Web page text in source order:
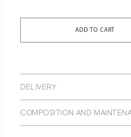
ADD TO CART
DELIVERY
COMPOSITION AND